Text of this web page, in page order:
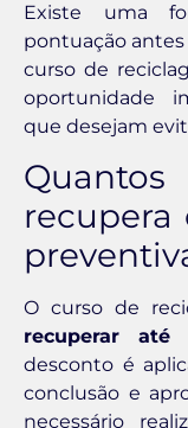
Existe uma
pontuação
curso de
oportunidade
que desejam
recupera
O curso de
recuperar até
desconto é
conclusão e
necessário